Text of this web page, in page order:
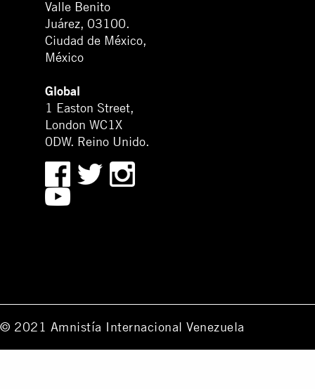
Valle Benito
Juárez, 03100.
Ciudad de México,
México
Global
1 Easton Street,
London WC1X
0DW. Reino Unido.
© 2021 Amnistía Internacional Venezuela